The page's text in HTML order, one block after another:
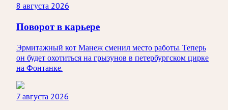
8 августа 2026
Поворот в карьере
Эрмитажный кот Манеж сменил место работы. Теперь
он будет охотиться на грызунов в петербургском цирке
на Фонтанке.
7 августа 2026